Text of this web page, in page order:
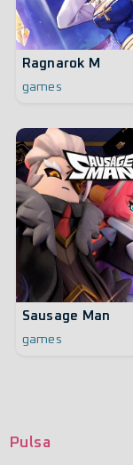
Ragnarok M
games
Sausage Man
games
Pulsa